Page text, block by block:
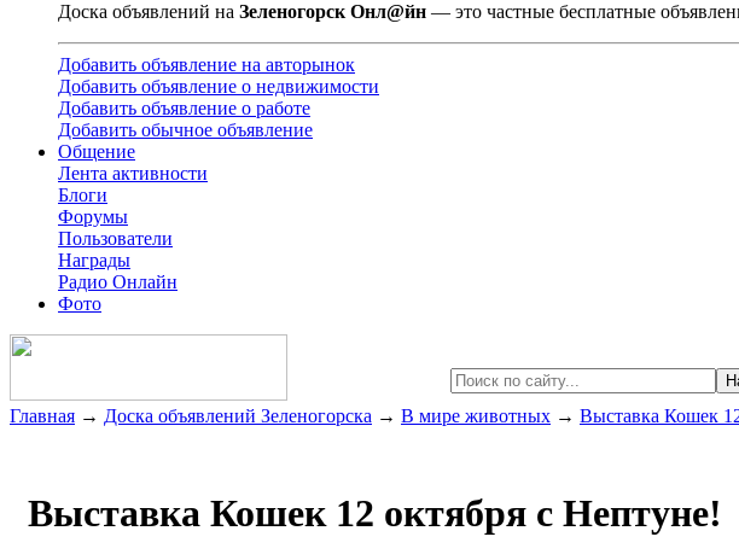
Доска объявлений на Зеленогорск Онл@йн — это частные бесплатные
Добавить объявление на авторынок
Добавить объявление о недвижимости
Добавить объявление о работе
Добавить обычное объявление
Общение
Лента активности
Блоги
Форумы
Пользователи
Награды
Радио Онлайн
Фото
Главная → Доска объявлений Зеленогорска → В мире животных → Выставка Кошек
Выставка Кошек 12 октября с Нептуне!